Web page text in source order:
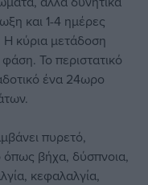
και 1-4 ημέρες
κύρια μετάδοση
Το περιστατικό
ένα 24ωρο
πυρετό,
βήχα, δύσπνοια,
κεφαλαλγία,